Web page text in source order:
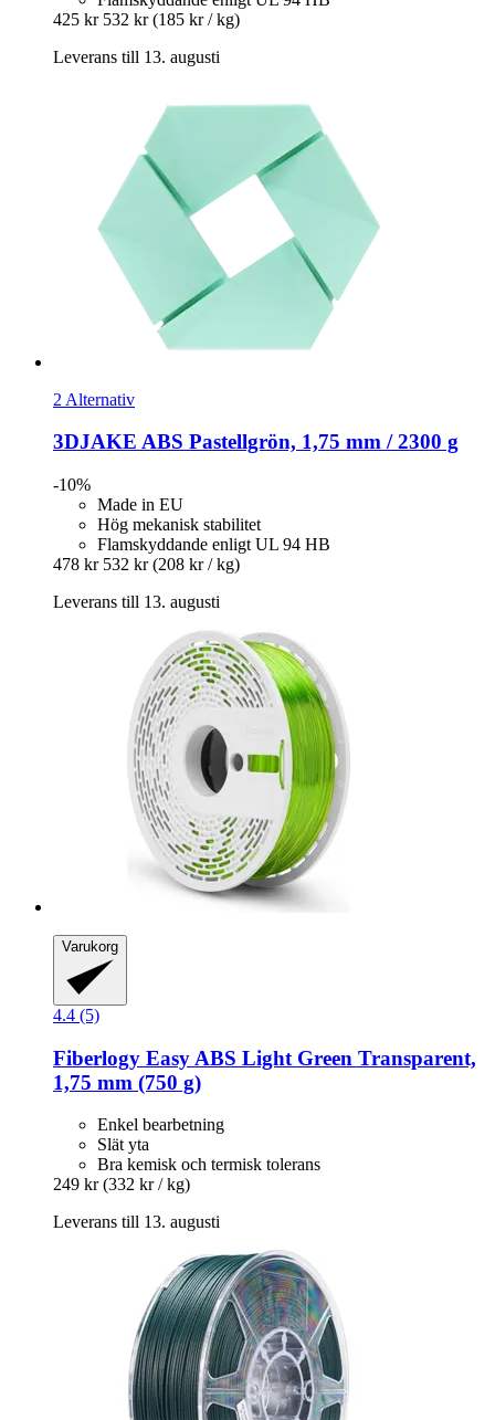
425 kr 532 kr (185 kr / kg)
Leverans till 13. augusti
2 Alternativ
3DJAKE ABS Pastellgrön, 1,75 mm / 2300 g
-10%
Made in EU
Hög mekanisk stabilitet
Flamskyddande enligt UL 94 HB
478 kr 532 kr (208 kr / kg)
Leverans till 13. augusti
Varukorg
4.4 (5)
Fiberlogy Easy ABS Light Green Transparent,
1,75 mm (750 g)
Enkel bearbetning
Slät yta
Bra kemisk och termisk tolerans
249 kr (332 kr / kg)
Leverans till 13. augusti